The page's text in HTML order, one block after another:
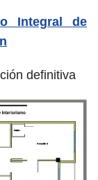
Integral de
definitiva